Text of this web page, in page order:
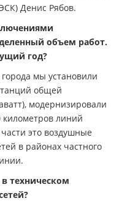
Денис Рябов.
объем работ.
год?
мы установили
общей
модернизировали
километров линий
это воздушные
в районах частного
техническом